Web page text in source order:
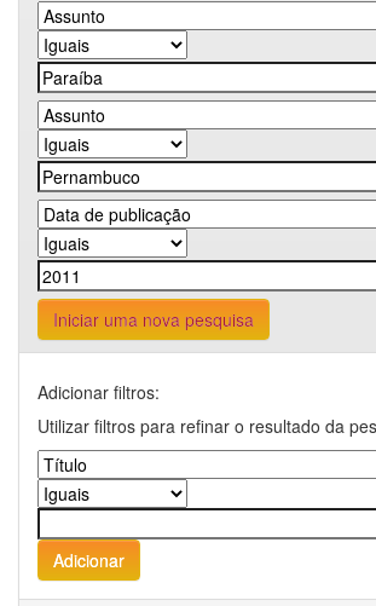
Iniciar uma nova pesquisa
Adicionar filtros:
Utilizar filtros para refinar o resultado da